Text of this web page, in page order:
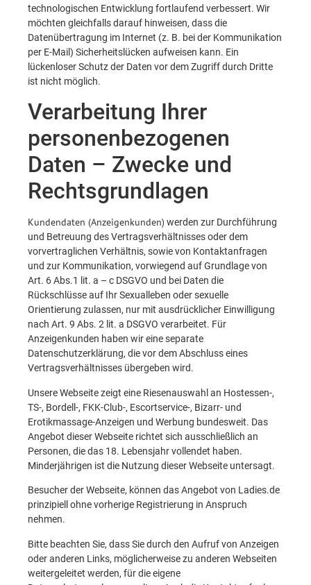
technologischen Entwicklung fortlaufend verbessert. Wir
möchten gleichfalls darauf hinweisen, dass die
Datenübertragung im Internet (z. B. bei der Kommunikation
per E-Mail) Sicherheitslücken aufweisen kann. Ein
lückenloser Schutz der Daten vor dem Zugriff durch Dritte
ist nicht möglich.
Verarbeitung Ihrer
personenbezogenen
Daten – Zwecke und
Rechtsgrundlagen
Kundendaten (Anzeigenkunden) werden zur Durchführung
und Betreuung des Vertragsverhältnisses oder dem
vorvertraglichen Verhältnis, sowie von Kontaktanfragen
und zur Kommunikation, vorwiegend auf Grundlage von
Art. 6 Abs.1 lit. a – c DSGVO und bei Daten die
Rückschlüsse auf Ihr Sexualleben oder sexuelle
Orientierung zulassen, nur mit ausdrücklicher Einwilligung
nach Art. 9 Abs. 2 lit. a DSGVO verarbeitet. Für
Anzeigenkunden haben wir eine separate
Datenschutzerklärung, die vor dem Abschluss eines
Vertragsverhältnisses übergeben wird.
Unsere Webseite zeigt eine Riesenauswahl an Hostessen-,
TS-, Bordell-, FKK-Club-, Escortservice-, Bizarr- und
Erotikmassage-Anzeigen und Werbung bundesweit. Das
Angebot dieser Webseite richtet sich ausschließlich an
Personen, die das 18. Lebensjahr vollendet haben.
Minderjährigen ist die Nutzung dieser Webseite untersagt.
Besucher der Webseite, können das Angebot von Ladies.de
prinzipiell ohne vorherige Registrierung in Anspruch
nehmen.
Bitte beachten Sie, dass Sie durch den Aufruf von Anzeigen
oder anderen Links, möglicherweise zu anderen Webseiten
weitergeleitet werden, für die eigene